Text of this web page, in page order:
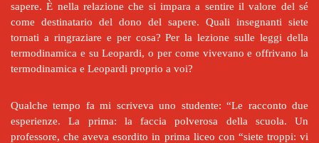
sapere. È nella relazione che si impara a sentire il valore del sé
come destinatario del dono del sapere. Quali insegnanti siete
tornati a ringraziare e per cosa? Per la lezione sulle leggi della
termodinamica e su Leopardi, o per come vivevano e offrivano la
termodinamica e Leopardi proprio a voi?
Qualche tempo fa mi scriveva uno studente: “Le racconto due
esperienze. La prima: la faccia polverosa della scuola. Un
professore, che aveva esordito in prima liceo con “siete troppi: vi